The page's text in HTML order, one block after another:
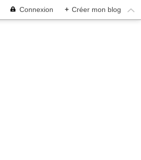
Connexion + Créer mon blog